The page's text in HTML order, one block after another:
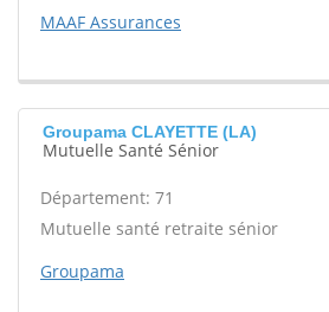
MAAF Assurances
Groupama CLAYETTE (LA)
Mutuelle Santé Sénior
Département: 71
Mutuelle santé retraite sénior
Groupama